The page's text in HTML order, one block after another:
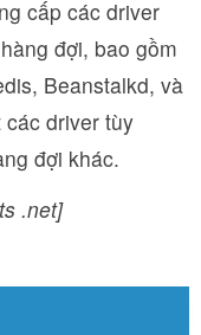
cấp các driver
đợi, bao gồm
Beanstalkd, và
driver tùy
đợi khác.
.net]